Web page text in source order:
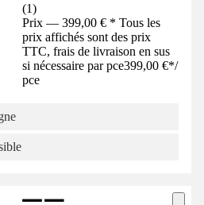
(1)
Prix — 399,00 € * Tous les
prix affichés sont des prix
TTC, frais de livraison en sus
si nécessaire par pce399,00 €*/
pce